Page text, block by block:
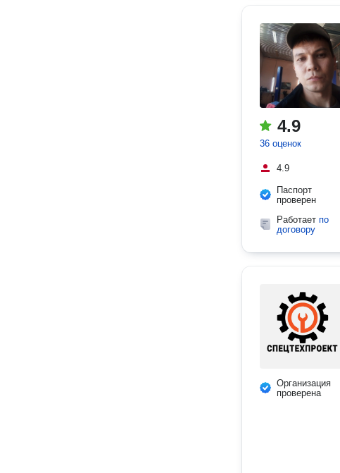
4.9
36 оценок
4.9
Паспорт
проверен
Работает по
договору
Организация
проверена